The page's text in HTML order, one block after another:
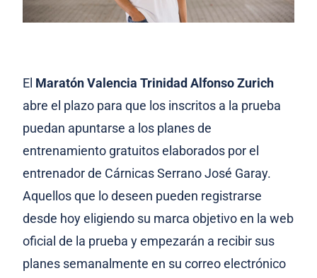
El Maratón Valencia Trinidad Alfonso Zurich
abre el plazo para que los inscritos a la prueba
puedan apuntarse a los planes de
entrenamiento gratuitos elaborados por el
entrenador de Cárnicas Serrano José Garay.
Aquellos que lo deseen pueden registrarse
desde hoy eligiendo su marca objetivo en la web
oficial de la prueba y empezarán a recibir sus
planes semanalmente en su correo electrónico